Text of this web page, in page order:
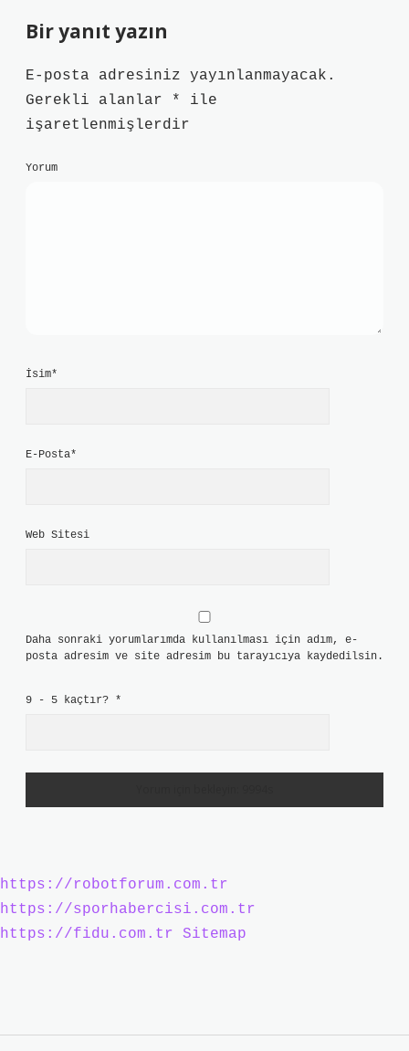
Bir yanıt yazın
E-posta adresiniz yayınlanmayacak.
Gerekli alanlar
*
ile
işaretlenmişlerdir
Yorum
İsim*
E-Posta*
Web Sitesi
Daha sonraki yorumlarımda kullanılması için adım, e-
posta adresim ve site adresim bu tarayıcıya kaydedilsin.
9 - 5 kaçtır? *
https://robotforum.com.tr
https://sporhabercisi.com.tr
https://fidu.com.tr
Sitemap